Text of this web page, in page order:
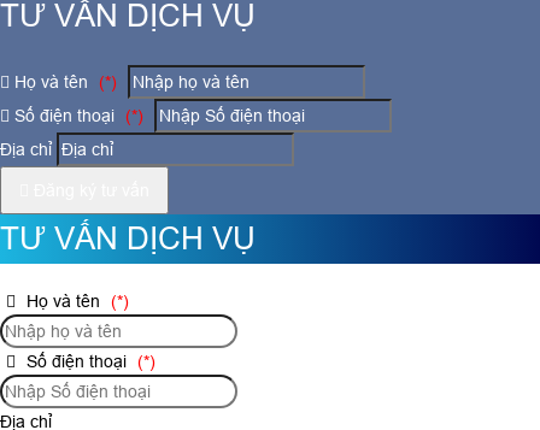
TƯ VẤN DỊCH VỤ
Họ và tên
(*)
Số điện thoại
(*)
Địa chỉ
TƯ VẤN DỊCH VỤ
Họ và tên (*)
Số điện thoại (*)
Địa chỉ